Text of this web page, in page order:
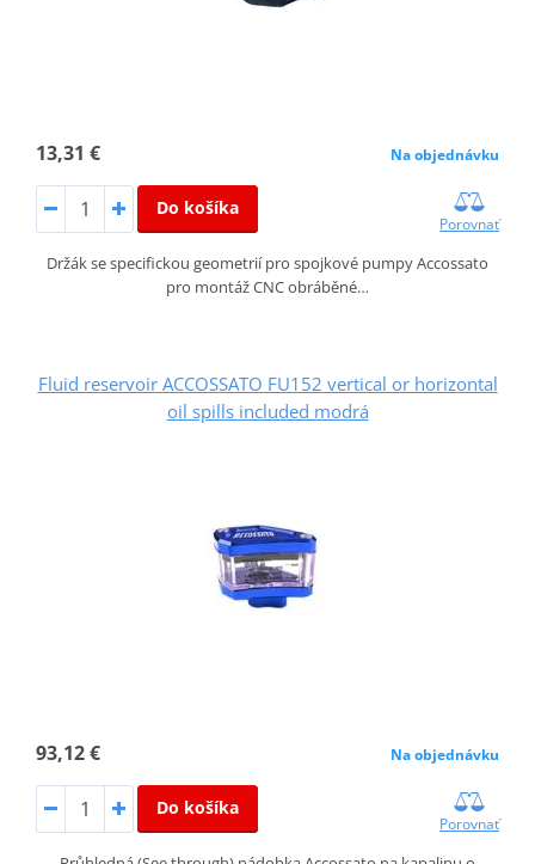
13,31 € Na objednávku
Do košíka
Porovnať
Držák se specifickou geometrií pro spojkové pumpy Accossato
pro montáž CNC obráběné…
Fluid reservoir ACCOSSATO FU152 vertical or horizontal
oil spills included modrá
93,12 € Na objednávku
Do košíka
Porovnať